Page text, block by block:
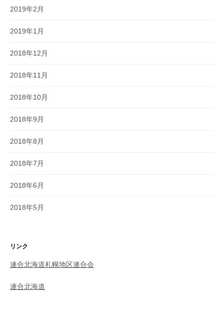
2019年2月
2019年1月
2018年12月
2018年11月
2018年10月
2018年9月
2018年8月
2018年7月
2018年6月
2018年5月
リンク
連合北海道札幌地区連合会
連合北海道